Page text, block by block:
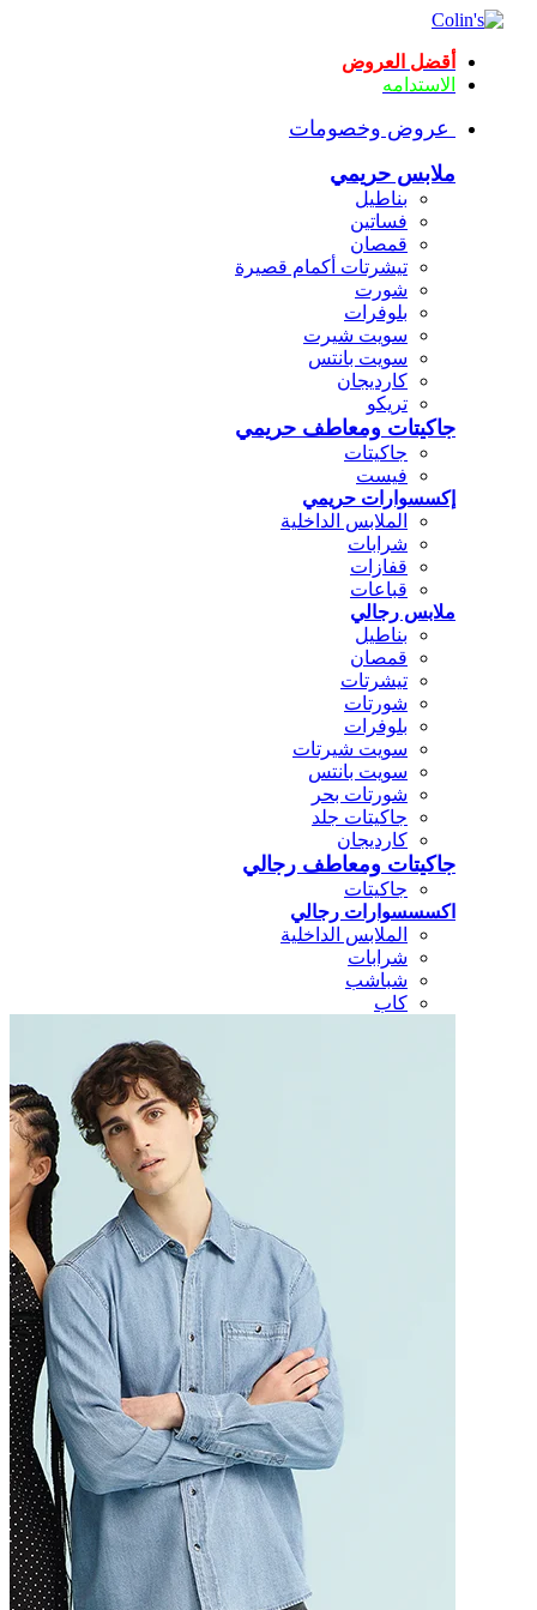
أقضل العروض
الاستدامه
عروض وخصومات
ملابس حريمي
بناطيل
فساتين
قمصان
تيشرتات أكمام قصيرة
شورت
بلوفرات
سويت شيرت
سويت بانتس
كارديجان
تريكو
جاكيتات ومعاطف حريمي
جاكيتات
فيست
إكسسوارات حريمي
الملابس الداخلية
شرابات
قفازات
قباعات
ملابس رجالي
بناطيل
قمصان
تيشرتات
شورتات
بلوفرات
سويت شيرتات
سويت بانتس
شورتات بحر
جاكيتات جلد
كارديجان
جاكيتات ومعاطف رجالي
جاكيتات
اكسسسوارات رجالي
الملابس الداخلية
شرابات
شباشب
كاب